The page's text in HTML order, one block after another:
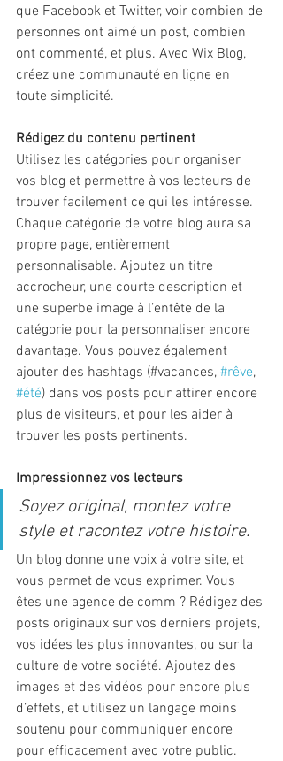
que Facebook et Twitter, voir combien de
personnes ont aimé un post, combien
ont commenté, et plus. Avec Wix Blog,
créez une communauté en ligne en
toute simplicité.
Rédigez du contenu pertinent
Utilisez les catégories pour organiser
vos blog et permettre à vos lecteurs de
trouver facilement ce qui les intéresse.
Chaque catégorie de votre blog aura sa
propre page, entièrement
personnalisable. Ajoutez un titre
accrocheur, une courte description et
une superbe image à l’entête de la
catégorie pour la personnaliser encore
davantage. Vous pouvez également
ajouter des hashtags (#vacances, #rêve,
#été) dans vos posts pour attirer encore
plus de visiteurs, et pour les aider à
trouver les posts pertinents.
Impressionnez vos lecteurs
Soyez original, montez votre
style et racontez votre histoire.
Un blog donne une voix à votre site, et
vous permet de vous exprimer. Vous
êtes une agence de comm ? Rédigez des
posts originaux sur vos derniers projets,
vos idées les plus innovantes, ou sur la
culture de votre société. Ajoutez des
images et des vidéos pour encore plus
d’effets, et utilisez un langage moins
soutenu pour communiquer encore
pour efficacement avec votre public.